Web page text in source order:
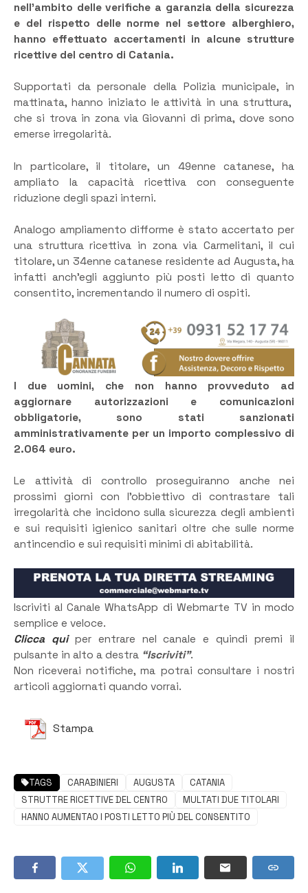
nell’ambito delle verifiche a garanzia della sicurezza
e del rispetto delle norme nel settore alberghiero,
hanno effettuato accertamenti in alcune strutture
ricettive del centro di Catania.
Supportati da personale della Polizia municipale, in
mattinata, hanno iniziato le attività in una struttura,
che si trova in zona via Giovanni di prima, dove sono
emerse irregolarità.
In particolare, il titolare, un 49enne catanese, ha
ampliato la capacità ricettiva con conseguente
riduzione degli spazi interni.
Analogo ampliamento difforme è stato accertato per
una struttura ricettiva in zona via Carmelitani, il cui
titolare, un 34enne catanese residente ad Augusta, ha
infatti anch’egli aggiunto più posti letto di quanto
consentito, incrementando il numero di ospiti.
I due uomini, che non hanno provveduto ad
aggiornare autorizzazioni e comunicazioni
obbligatorie, sono stati sanzionati
amministrativamente per un importo complessivo di
2.064 euro.
Le attività di controllo proseguiranno anche nei
prossimi giorni con l’obbiettivo di contrastare tali
irregolarità che incidono sulla sicurezza degli ambienti
e sui requisiti igienico sanitari oltre che sulle norme
antincendio e sui requisiti minimi di abitabilità.
Iscriviti al Canale WhatsApp di Webmarte TV in modo
semplice e veloce.
Clicca quiper entrare nel canale e quindi premi il
pulsante in alto a destra “Iscriviti”.
Non riceverai notifiche, ma potrai consultare i nostri
articoli aggiornati quando vorrai.
Stampa
TAGS CARABINIERI AUGUSTA
CATANIA
STRUTTRE RICETTIVE DEL CENTRO
MULTATI DUE TITOLARI
HANNO AUMENTAO I POSTI LETTO PIÙ DEL CONSENTITO